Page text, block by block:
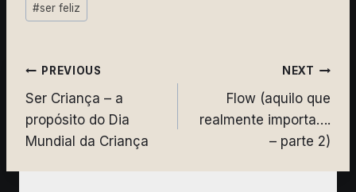
#ser feliz
Navegação
de
artigos
PREVIOUS
Ser Criança – a
propósito do Dia
Mundial da Criança
NEXT
Flow (aquilo que
realmente importa….
– parte 2)